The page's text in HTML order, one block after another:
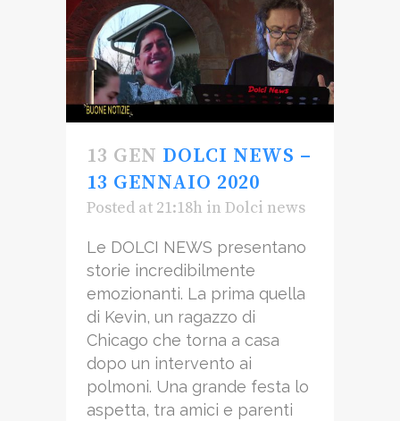
13 GEN DOLCI NEWS –
13 GENNAIO 2020
Posted at 21:18h in Dolci news
Le DOLCI NEWS presentano
storie incredibilmente
emozionanti. La prima quella
di Kevin, un ragazzo di
Chicago che torna a casa
dopo un intervento ai
polmoni. Una grande festa lo
aspetta, tra amici e parenti